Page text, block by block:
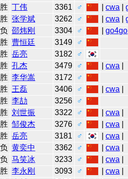
胜 丁伟 3361 ♂ |cwa |
胜 张学斌 3262 ♂ |cwa |
负 邵炜刚 3304 ♂ |go4go
胜 曹恒廷 3149
♂
胜 岳亮 3182
♂
胜 孔杰 3479 ♂ |cwa
胜 李华嵩 3172
♂
胜 王磊 3406 ♂ |cwa
胜 李劼 3256
♂
胜 刘世振 3322 ♂ |cwa
胜 邹俊杰 3276 ♂ |cwa
胜 岳亮 3181 ♂ |cwa
负 黄奕中 3362 ♂ |cwa
负 马笑冰 3233 ♂ |cwa
胜 李永刚 3093 ♂ |cwa